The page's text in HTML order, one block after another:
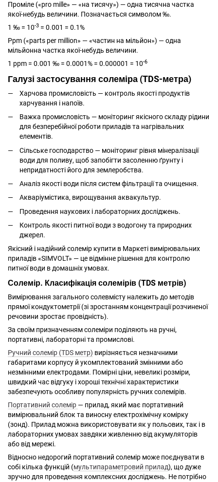
Проміле («pro mille» — «на тисячу») — одна тисячна частка
якої-небудь величини. Позначається символом ‰.
1 ‰ = 10-3 = 0.001 = 0.1%
Ppm («parts per million» — «частин на мільйон») — одна
мільйонна частка якої-небудь величини.
1 ppm = 0.001 ‰ = 0.0001% = 0.000001 = 10-6
Галузі застосування солеміра (TDS-метра)
Харчова промисловість — контроль якості продуктів
харчування і напоїв.
Важка промисловість — моніторинг якісного складу рідини
для безперебійної роботи приладів та нагрівальних
елементів.
Сільське господарство — моніторинг рівня мінералізації
води для поливу, щоб запобігти засоленню ґрунту і
непридатності його для землеробства.
Аналіз якості води після систем фільтрації та очищення.
Акваріумістика, вирощування аквакультур.
Проведення наукових і лабораторних досліджень.
Контроль якості питної води з водогону та природних
джерел.
Якісний і надійний солемір купити в Маркеті вимірювальних
приладів «SIMVOLT» — це відмінне рішення для контролю
питної води в домашніх умовах.
Солемір. Класифікація солемірів (TDS метрів)
Вимірювання загального солевмісту належить до методів
прямої кондуктометрії (зі зростанням концентрації розчиненої
речовини зростає провідність).
За своїм призначенням солеміри поділяють на ручні,
портативні, лабораторні та промислові.
Ручний солемір (TDS метр) вирізняється незначними
габаритами корпусу й укомплектований змінними або
незмінними електродами. Помірні ціни, невеликі розміри,
швидкий час відгуку і хороші технічні характеристики
забезпечують особливу популярність ручних солемірів.
Портативний солемір — прилад, який має портативний
вимірювальний блок та виносну електрохімічну комірку
(зонд). Прилад можна використовувати як у польових, так і в
лабораторних умовах завдяки живленню від акумуляторів
або від мережі.
Відносно недорогий портативний солемір може поєднувати в
собі кілька функцій (мультипараметровий прилад), що дуже
зручно для проведення комплексних досліджень. Не потрібно